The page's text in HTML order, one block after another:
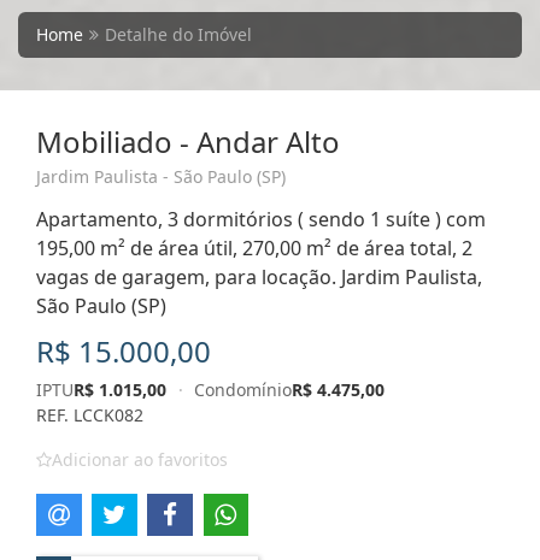
Home Detalhe do Imóvel
Mobiliado - Andar Alto
Jardim Paulista - São Paulo (SP)
Apartamento, 3 dormitórios ( sendo 1 suíte ) com
195,00 m² de área útil, 270,00 m² de área total, 2
vagas de garagem, para locação. Jardim Paulista,
São Paulo (SP)
R$ 15.000,00
IPTUR$ 1.015,00 · CondomínioR$ 4.475,00
REF. LCCK082
Adicionar ao favoritos